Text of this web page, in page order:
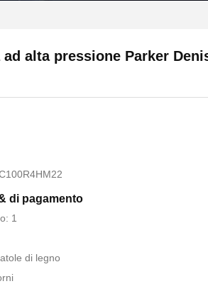
alta pressione Parker
di pagamento
1
di legno